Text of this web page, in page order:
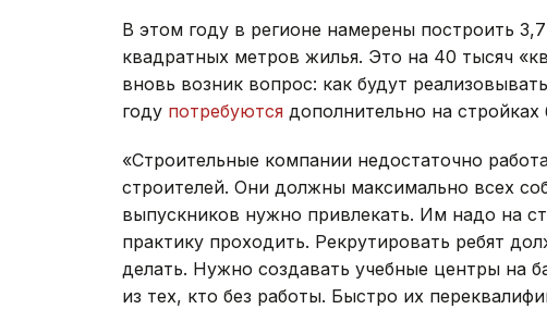
В этом году в регионе намерены построить
квадратных метров жилья. Это на 40 тысяч
вновь возник вопрос: как будут
году потребуются дополнительно на
«Строительные компании недостаточно
строителей. Они должны максимально всех
выпускников нужно привлекать. Им надо на
практику проходить. Рекрутировать ребят
делать. Нужно создавать учебные центры на
из тех, кто без работы. Быстро их